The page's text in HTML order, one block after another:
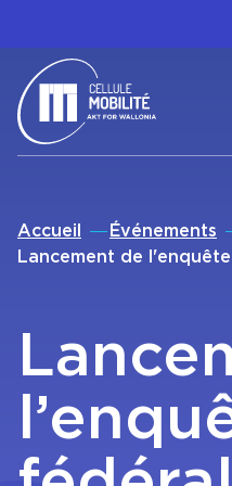
Retour à
Accueil
Événements
Lancement de